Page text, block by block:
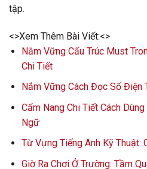
tập.
<>Xem Thêm Bài Viết:<>
Nắm Vững Cấu Trúc Must
Chi Tiết
Nắm Vững Cách Đọc Số Điện
Cẩm Nang Chi Tiết Cách
Ngữ
Từ Vựng Tiếng Anh Kỹ Thuật:
Giờ Ra Chơi Ở Trường: Tầm